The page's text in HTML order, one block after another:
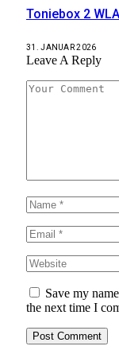
Toniebox 2
31. JANUAR 2026
Leave A Reply
Save my
the next time I